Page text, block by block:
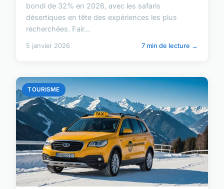
bondi de 32% en 2026, avec les safaris
désertiques en tête des expériences les plus
recherchées. Fair...
5 janvier 2026 7 min de lecture →
TOURISME